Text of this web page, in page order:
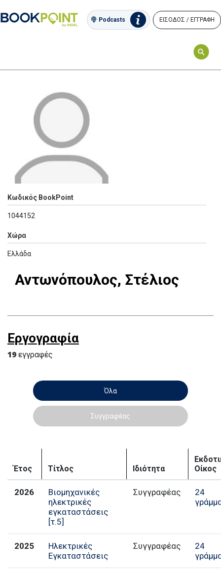
Podcasts ΕΙΣΟΔΟΣ / ΕΓΓΡΑΦΗ
Κωδικός BookPoint
1044152
Χώρα
Ελλάδα
Αντωνόπουλος, Στέλιος
Εργογραφία
19 εγγραφές
Όλα
Συγγραφέας
Έτος Τίτλος Ιδιότητα
Οίκος
2026
Βιομηχανικές
ηλεκτρικές
εγκαταστάσεις
[τ.5]
Συγγραφέας
24
2025
Ηλεκτρικές
Εγκαταστάσεις
Συγγραφέας
24